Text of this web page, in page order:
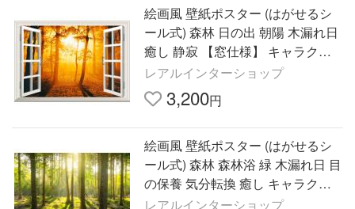
絵画風 壁紙ポスター (はがせるシ
ール式) 森林 日の出 朝陽 木漏れ日
癒し 静寂 【窓仕様】 キャラクロ
SNR-012MA2(A2版 594mm×420m
m)＜日本製＞
レアルインターショップ
3,200円
絵画風 壁紙ポスター (はがせるシ
ール式) 森林 森林浴 緑 木漏れ日 目
の保養 気分転換 癒し キャラクロ
SNR-003A2(A2版 594mm×420m
レアルインターショップ